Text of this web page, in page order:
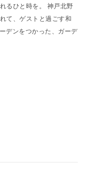
るひと時を。 神戸北野
て、ゲストと過ごす和
デンをつかった、ガーデ